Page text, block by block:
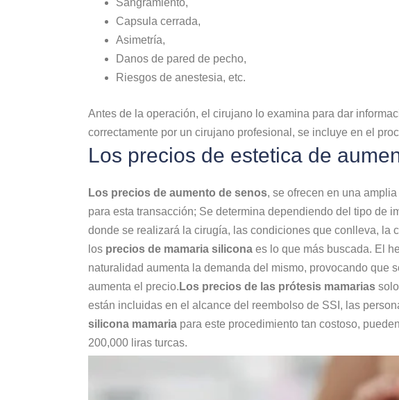
Capsula cerrada,
Asimetría,
Danos de pared de pecho,
Riesgos de anestesia, etc.
Antes de la operación, el cirujano lo examina para dar
correctamente por un cirujano profesional, se incluye en el
Los precios de estetica de
Los precios de aumento de senos, se ofrecen en una
para esta transacción; Se determina dependiendo del tipo de
donde se realizará la cirugía, las condiciones que conlleva, la
los precios de mamaria silicona es lo que más buscada. El
naturalidad aumenta la demanda del mismo, provocando que
aumenta el precio. Los precios de las prótesis mamarias
están incluidas en el alcance del reembolso de SSI, las
silicona mamaria para este procedimiento tan costoso,
200,000 liras turcas.